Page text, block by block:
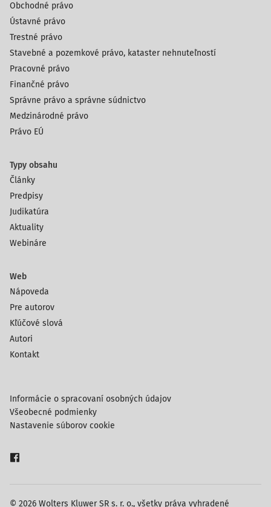
Obchodné právo
Ústavné právo
Trestné právo
Stavebné a pozemkové právo, kataster nehnuteľností
Pracovné právo
Finančné právo
Správne právo a správne súdnictvo
Medzinárodné právo
Právo EÚ
Typy obsahu
Články
Predpisy
Judikatúra
Aktuality
Webináre
Web
Nápoveda
Pre autorov
Kľúčové slová
Autori
Kontakt
© 2026 Wolters Kluwer SR s. r. o., všetky práva vyhradené
Informácie o spracovaní osobných údajov
Všeobecné podmienky
Nastavenie súborov cookie